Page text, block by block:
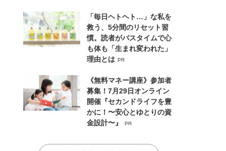
「毎日ヘトヘト…」な私を
救う、5分間のリセット習
慣。読者がバスタイムで心
も体も「生まれ変われた」
理由とは PR
《無料マネー講座》参加者
募集！7月29日オンライン
開催『セカンドライフを豊
かに！〜安心とゆとりの資
金設計〜』
PR